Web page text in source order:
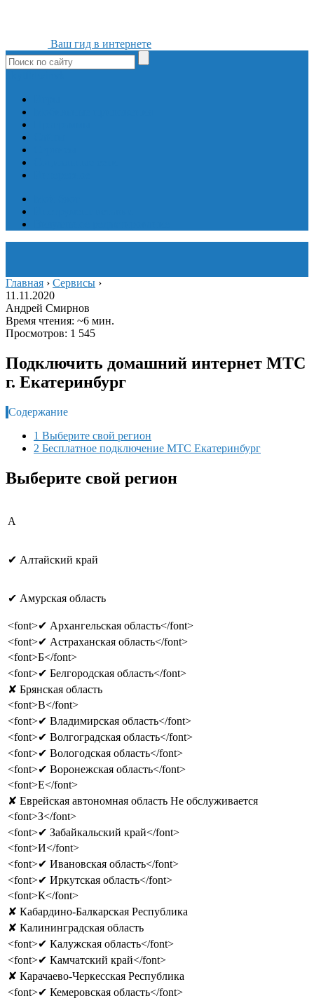
Ваш гид в интернете
Главная › Сервисы ›
11.11.2020
Андрей Смирнов
Время чтения: ~6 мин.
Просмотров: 1 545
Подключить домашний интернет МТС
г. Екатеринбург
Содержание
1 Выберите свой регион
2 Бесплатное подключение МТС Екатеринбург
Выберите свой регион
А
✔ Алтайский край
✔ Амурская область
<font>✔ Архангельская область</font>
<font>✔ Астраханская область</font>
<font>Б</font>
<font>✔ Белгородская область</font>
✘ Брянская область
<font>В</font>
<font>✔ Владимирская область</font>
<font>✔ Волгоградская область</font>
<font>✔ Вологодская область</font>
<font>✔ Воронежская область</font>
<font>Е</font>
✘ Еврейская автономная область Не обслуживается
<font>З</font>
<font>✔ Забайкальский край</font>
<font>И</font>
<font>✔ Ивановская область</font>
<font>✔ Иркутская область</font>
<font>К</font>
✘ Кабардино-Балкарская Республика
✘ Калининградская область
<font>✔ Калужская область</font>
<font>✔ Камчатский край</font>
✘ Карачаево-Черкесская Республика
<font>✔ Кемеровская область</font>